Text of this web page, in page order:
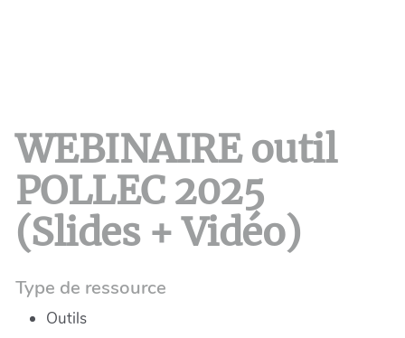
WEBINAIRE outil
POLLEC 2025
(Slides + Vidéo)
Type de ressource
Outils